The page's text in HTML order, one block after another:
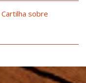
sobre